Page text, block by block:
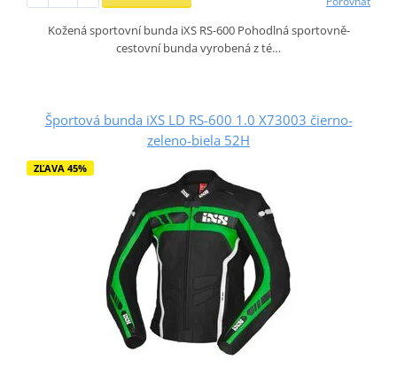
Kožená sportovní bunda iXS RS-600 Pohodlná sportovně-
cestovní bunda vyrobená z té…
Športová bunda iXS LD RS-600 1.0 X73003 čierno-
zeleno-biela 52H
ZĽAVA 45%